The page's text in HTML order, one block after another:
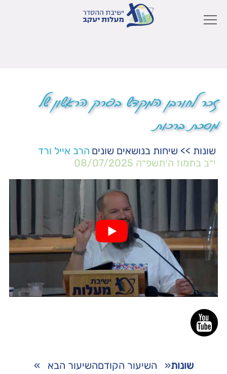
זכר לחורבן המקדש בפרק הראשון של
מסכת ברכות
שונות >> שיחות בנושאים שונים הרב אייל ורד
י״ב בתמוז ה׳תשפ״ה 08/07/2025
שונות« השיעור הקודםהשיעור הבא »